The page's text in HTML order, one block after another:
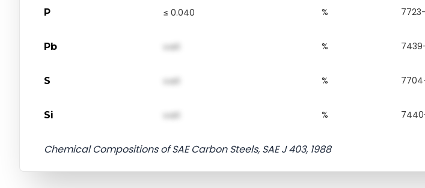
P ≤ 0.040 %
Pb val1 %
S val1 %
Si val1 %
Chemical Compositions of SAE Carbon Steels, SAE J 403, 1988